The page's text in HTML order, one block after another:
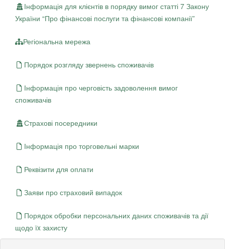
Інформація для клієнтів в порядку вимог статті 7 Закону
України “Про фінансові послуги та фінансові компанії”
Регіональна мережа
Порядок розгляду звернень споживачів
Інформація про черговість задоволення вимог
споживачів
Страхові посередники
Інформація про торговельні марки
Реквізити для оплати
Заяви про страховий випадок
Порядок обробки персональних даних споживачів та дії
щодо їx захисту